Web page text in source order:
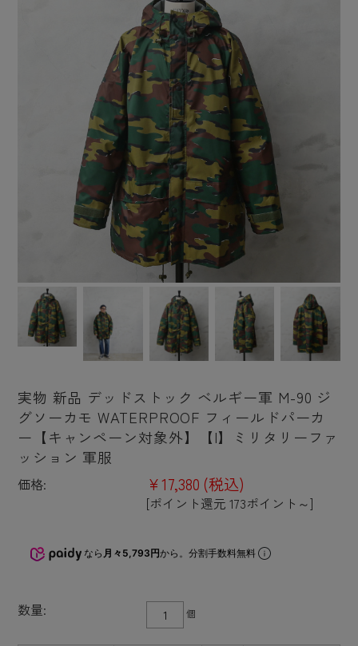
実物 新品 デッドストック ベルギー軍 M-90 ジ
グソーカモ WATERPROOF フィールドパーカ
ー【キャンペーン対象外】【I】ミリタリーファ
ッション 軍服
価格: ¥17,380 (税込)
[ポイント還元 173ポイント～]
なら 月々5,793円から。分割手数料無料
数量: 個